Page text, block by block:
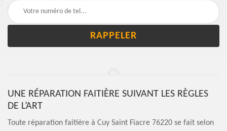
UNE RÉPARATION FAITIÈRE SUIVANT LES RÈGLES
DE L’ART
Toute réparation faitière à Cuy Saint Fiacre 76220 se fait selon